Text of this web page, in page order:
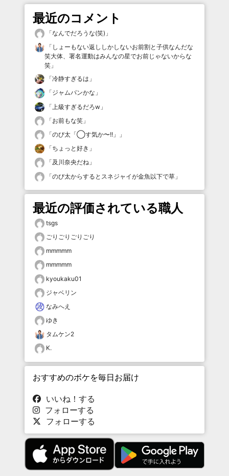
最近のコメント
「なんでだろうな(笑) 」
「 しょーもない返ししかしないお前割と子供なんだな
笑大体、署名運動はみんなの星でお前じゃないからな
笑 」
「冷静すぎるは 」
「ジャムパンかな 」
「 上級すぎるだろw 」
「お前もな笑 」
「のび太「◯す気か〜!!」
」
「ちょっと好き 」
「及川奈央だね 」
「のび太からするとスネジャイが金魚以下で草 」
最近の評価されている職人
tsgs
ごりごりごりごり
mmmmm
mmmmm
kyoukaku01
ジャベリン
なみへえ
ゆき
タムケン2
K.
おすすめのボケを毎日お届け
いいね！する
フォローする
フォローする